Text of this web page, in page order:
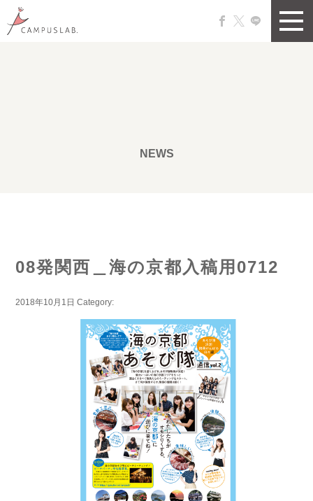
NEWS
08発関西＿海の京都入稿用0712
2018年10月1日 Category: